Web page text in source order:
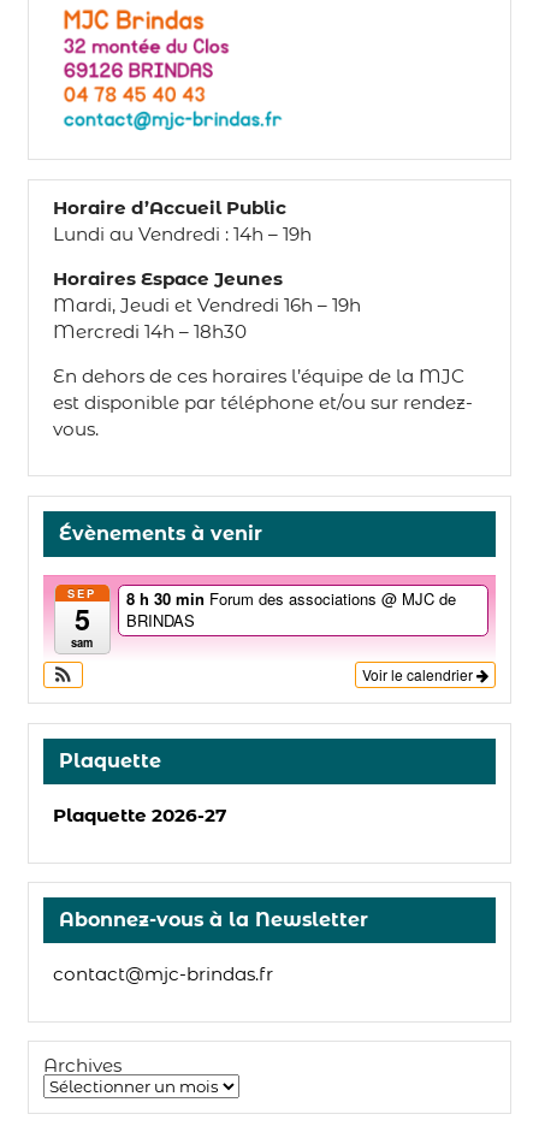
Horaire d’Accueil Public
Lundi au Vendredi : 14h – 19h
Horaires Espace Jeunes
Mardi, Jeudi et Vendredi 16h – 19h
Mercredi 14h – 18h30
En dehors de ces horaires l’équipe de la MJC
est disponible par téléphone et/ou sur rendez-
vous.
Évènements à venir
SEP
5
sam
8 h 30 min Forum des associations @ MJC de
BRINDAS
Voir le calendrier
Plaquette
Plaquette 2026-27
Abonnez-vous à la Newsletter
contact@mjc-brindas.fr
Archives